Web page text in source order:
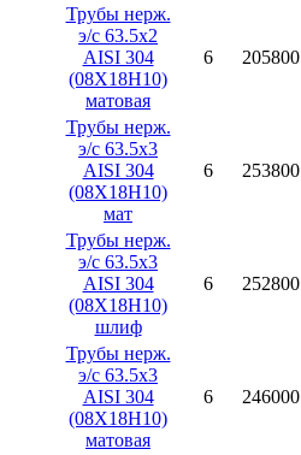
Трубы нерж.
э/с 63.5х2
AISI 304
(08X18H10)
матовая
6 205800
Трубы нерж.
э/с 63.5х3
AISI 304
(08X18H10)
мат
6 253800
Трубы нерж.
э/с 63.5х3
AISI 304
(08X18H10)
шлиф
6 252800
Трубы нерж.
э/с 63.5х3
AISI 304
(08X18H10)
матовая
6 246000